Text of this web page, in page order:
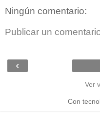
Ningún comentario:
Publicar un
‹
Ver
Con